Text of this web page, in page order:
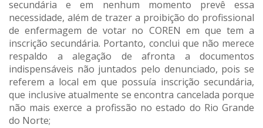
secundária e em nenhum momento prevê essa
necessidade, além de trazer a proibição do profissional
de enfermagem de votar no COREN em que tem a
inscrição secundária. Portanto, conclui que não merece
respaldo a alegação de afronta a documentos
indispensáveis não juntados pelo denunciado, pois se
referem a local em que possuía inscrição secundária,
que inclusive atualmente se encontra cancelada porque
não mais exerce a profissão no estado do Rio Grande
do Norte;